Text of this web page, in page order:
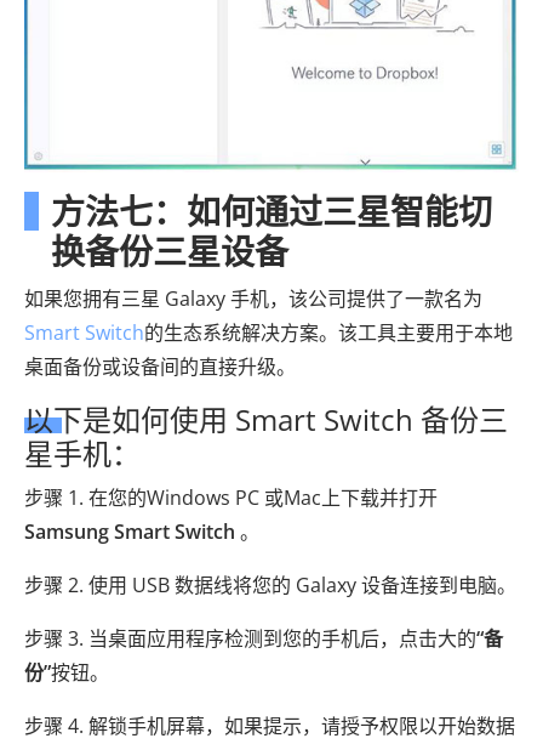
方法七：如何通过三星智能切
换备份三星设备
如果您拥有三星 Galaxy 手机，该公司提供了一款名为
Smart Switch的生态系统解决方案。该工具主要用于本地
桌面备份或设备间的直接升级。
以下是如何使用 Smart Switch 备份三
星手机：
步骤 1. 在您的Windows PC 或Mac上下载并打开
Samsung Smart Switch 。
步骤 2. 使用 USB 数据线将您的 Galaxy 设备连接到电脑。
步骤 3. 当桌面应用程序检测到您的手机后，点击大的“备
份”按钮。
步骤 4. 解锁手机屏幕，如果提示，请授予权限以开始数据